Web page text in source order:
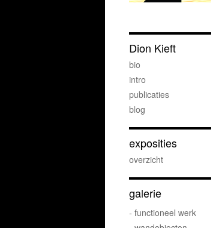
Dion Kieft
bio
intro
publicaties
blog
exposities
overzicht
galerie
- functioneel werk